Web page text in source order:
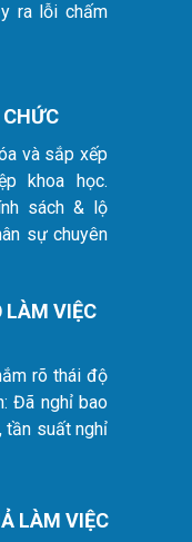
và sắp xếp
khoa học.
sách & lộ
sự chuyên
rõ thái độ
Đã nghỉ bao
tần suất nghỉ
VIỆC
ra lỗi chấm
CHỨC
LÀM VIỆC